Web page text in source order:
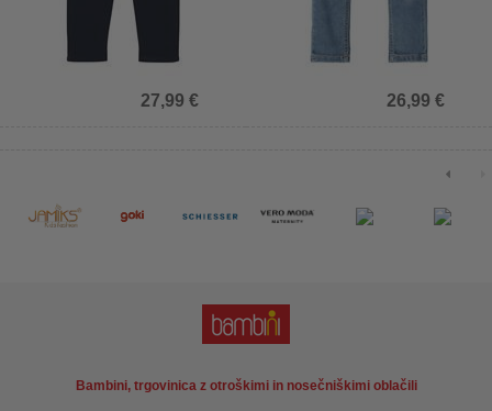
27,99 € 26,99 €
Bambini, trgovinica z otroškimi in nosečniškimi oblačili